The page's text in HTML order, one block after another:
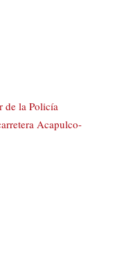
de la Policía
Acapulco-